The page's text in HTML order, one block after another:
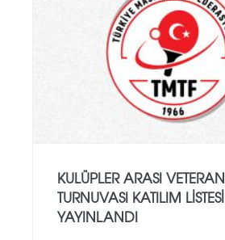
KULÜPLER ARASI
TURNUVASI KATILIM LISTESI
YAYINLANDI